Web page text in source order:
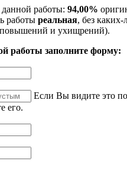
работы: 94,00%
работы реальная, без каких-
повышений и ухищрений).
работы заполните форму:
Если Вы видите это
его.